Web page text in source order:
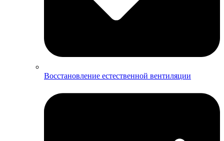
Восстановление естественной вентиляции